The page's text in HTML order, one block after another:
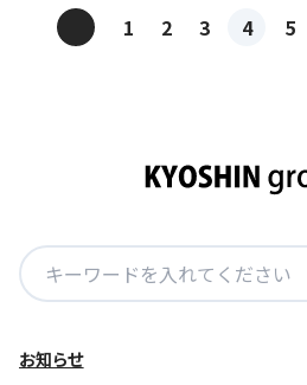
ョ
ン
1 2 3 4 5
検
索:
お知らせ